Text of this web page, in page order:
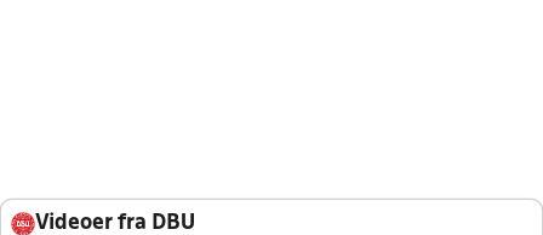
Videoer fra DBU